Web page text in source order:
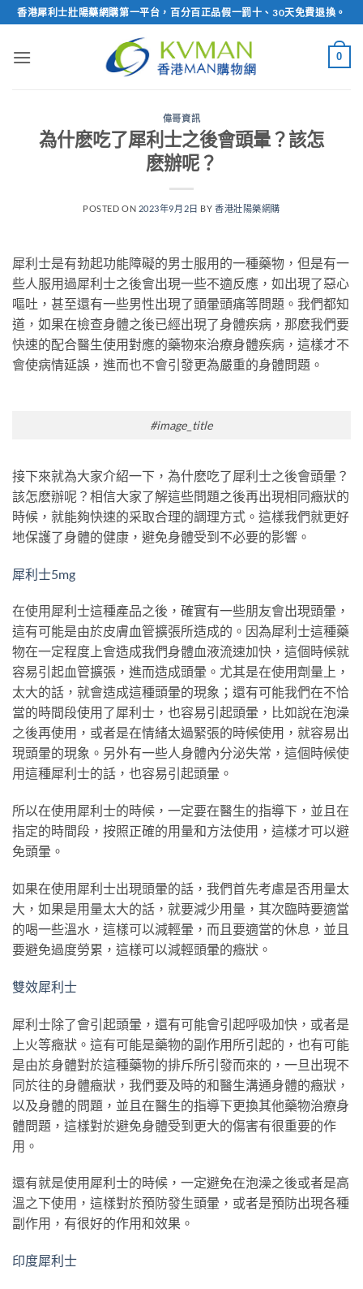
Skip
to
content
香港犀利士壯陽藥網購第一平台，百分百正品假一罰十、30天免費退換。
0
偉哥資訊
為什麽吃了犀利士之後會頭暈？該怎
麽辦呢？
POSTED ON 2023年9月2日 BY 香港壯陽藥網購
犀利士是有勃起功能障礙的男士服用的一種藥物，但是有一
些人服用過犀利士之後會出現一些不適反應，如出現了惡心
嘔吐，甚至還有一些男性出現了頭暈頭痛等問題。我們都知
道，如果在檢查身體之後已經出現了身體疾病，那麽我們要
快速的配合醫生使用對應的藥物來治療身體疾病，這樣才不
會使病情延誤，進而也不會引發更為嚴重的身體問題。
#image_title
接下來就為大家介紹一下，為什麽吃了犀利士之後會頭暈？
該怎麽辦呢？相信大家了解這些問題之後再出現相同癥狀的
時候，就能夠快速的采取合理的調理方式。這樣我們就更好
地保護了身體的健康，避免身體受到不必要的影響。
犀利士5mg
在使用犀利士這種產品之後，確實有一些朋友會出現頭暈，
這有可能是由於皮膚血管擴張所造成的。因為犀利士這種藥
物在一定程度上會造成我們身體血液流速加快，這個時候就
容易引起血管擴張，進而造成頭暈。尤其是在使用劑量上，
太大的話，就會造成這種頭暈的現象；還有可能我們在不恰
當的時間段使用了犀利士，也容易引起頭暈，比如說在泡澡
之後再使用，或者是在情緒太過緊張的時候使用，就容易出
現頭暈的現象。另外有一些人身體內分泌失常，這個時候使
用這種犀利士的話，也容易引起頭暈。
所以在使用犀利士的時候，一定要在醫生的指導下，並且在
指定的時間段，按照正確的用量和方法使用，這樣才可以避
免頭暈。
如果在使用犀利士出現頭暈的話，我們首先考慮是否用量太
大，如果是用量太大的話，就要減少用量，其次臨時要適當
的喝一些溫水，這樣可以減輕暈，而且要適當的休息，並且
要避免過度勞累，這樣可以減輕頭暈的癥狀。
雙效犀利士
犀利士除了會引起頭暈，還有可能會引起呼吸加快，或者是
上火等癥狀。這有可能是藥物的副作用所引起的，也有可能
是由於身體對於這種藥物的排斥所引發而來的，一旦出現不
同於往的身體癥狀，我們要及時的和醫生溝通身體的癥狀，
以及身體的問題，並且在醫生的指導下更換其他藥物治療身
體問題，這樣對於避免身體受到更大的傷害有很重要的作
用。
還有就是使用犀利士的時候，一定避免在泡澡之後或者是高
溫之下使用，這樣對於預防發生頭暈，或者是預防出現各種
副作用，有很好的作用和效果。
印度犀利士